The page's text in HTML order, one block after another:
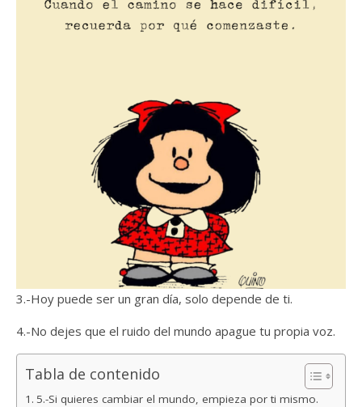
3.-Hoy puede ser un gran día, solo depende de ti.
4.-No dejes que el ruido del mundo apague tu propia voz.
Tabla de contenido
5.-Si quieres cambiar el mundo, empieza por ti mismo.